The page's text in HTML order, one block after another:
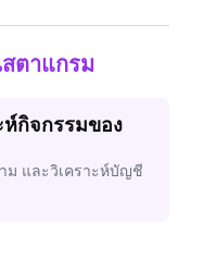
ตาแกรม
ห์กิจกรรมของ
ม และวิเคราะห์บัญชี